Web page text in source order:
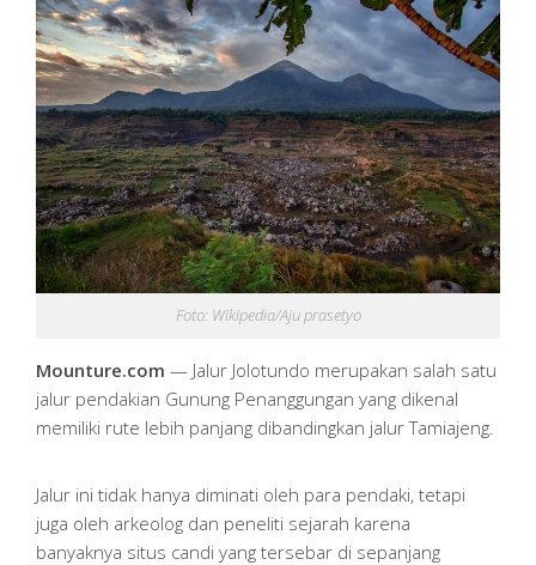
Foto: Wikipedia/Aju prasetyo
Mounture.com — Jalur Jolotundo merupakan salah satu
jalur pendakian Gunung Penanggungan yang dikenal
memiliki rute lebih panjang dibandingkan jalur Tamiajeng.
Jalur ini tidak hanya diminati oleh para pendaki, tetapi
juga oleh arkeolog dan peneliti sejarah karena
banyaknya situs candi yang tersebar di sepanjang